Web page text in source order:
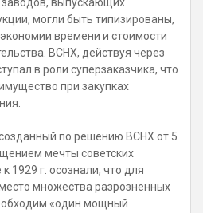
могли быть типизированы,
времени и стоимости
ВСНХ, действуя через
в роли суперзаказчика, что
при закупках
созданный по решению ВСНХ от 5
мечты советских
1929 г. осознали, что для
множества разрозненных
«один мощный